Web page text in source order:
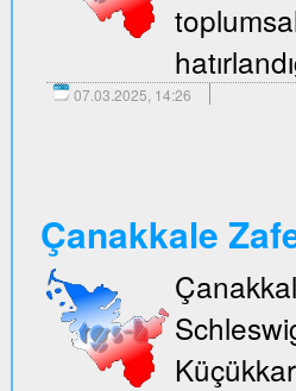
07.03.2025, 14:26
Çanakkale